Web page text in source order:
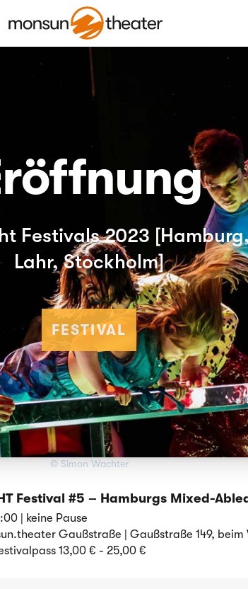
Festivals 2023
Lahr, Stockholm]
FESTIVAL
© Simon Wachter
Festival #5 – Hamburgs Mixed-
| keine Pause
Gaußstraße | Gaußstraße 149, beim
13,00 € - 25,00 €